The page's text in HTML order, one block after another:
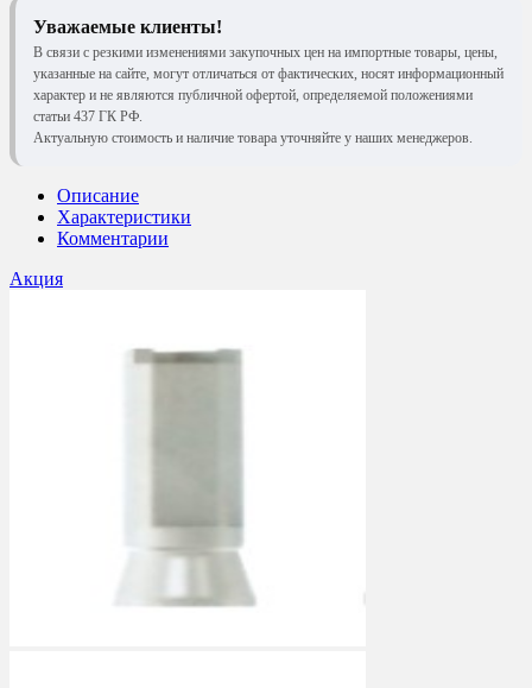
Уважаемые клиенты!
В связи с резкими изменениями закупочных цен на импортные товары, цены,
указанные на сайте, могут отличаться от фактических, носят информационный
характер и не являются публичной офертой, определяемой положениями
статьи 437 ГК РФ.
Актуальную стоимость и наличие товара уточняйте у наших менеджеров.
Описание
Характеристики
Комментарии
Акция